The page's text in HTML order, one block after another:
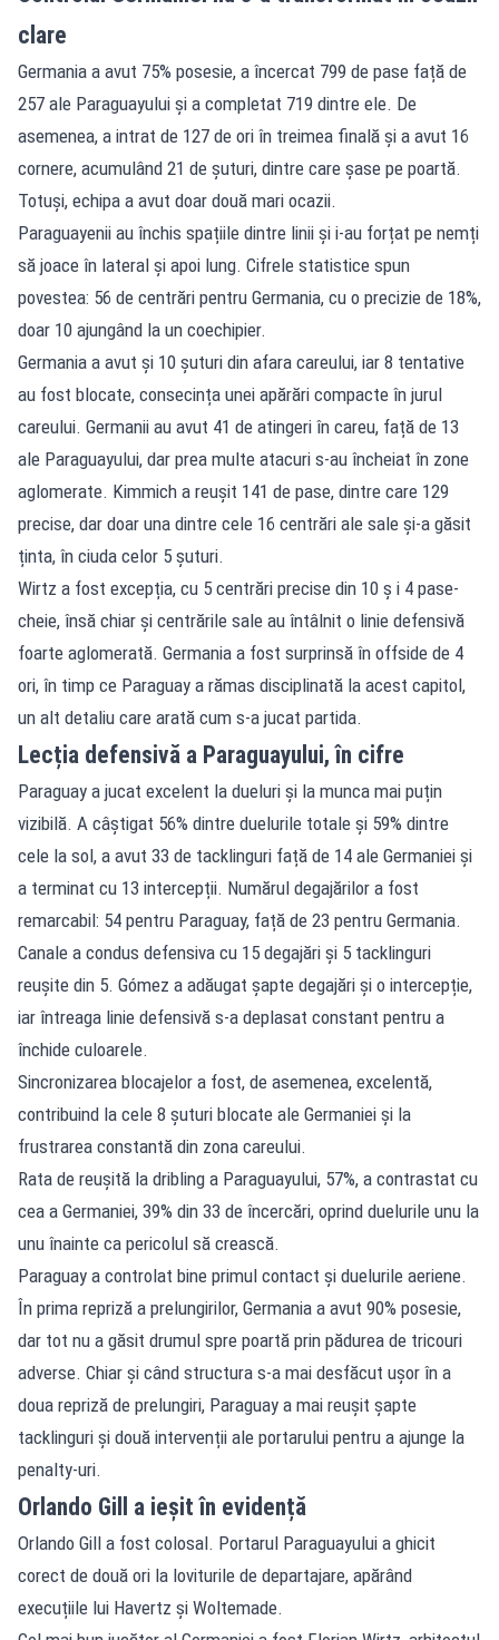
clare
Germania a avut 75% posesie, a încercat 799 de pase față de
257 ale Paraguayului și a completat 719 dintre ele. De
asemenea, a intrat de 127 de ori în treimea finală și a avut 16
cornere, acumulând 21 de șuturi, dintre care șase pe poartă.
Totuși, echipa a avut doar două mari ocazii.
Paraguayenii au închis spațiile dintre linii și i-au forțat pe nemți
să joace în lateral și apoi lung. Cifrele statistice spun
povestea: 56 de centrări pentru Germania, cu o precizie de 18%,
doar 10 ajungând la un coechipier.
Germania a avut și 10 șuturi din afara careului, iar 8 tentative
au fost blocate, consecința unei apărări compacte în jurul
careului. Germanii au avut 41 de atingeri în careu, față de 13
ale Paraguayului, dar prea multe atacuri s-au încheiat în zone
aglomerate. Kimmich a reușit 141 de pase, dintre care 129
precise, dar doar una dintre cele 16 centrări ale sale și-a găsit
ținta, în ciuda celor 5 șuturi.
Wirtz a fost excepția, cu 5 centrări precise din 10 ș i 4 pase-
cheie, însă chiar și centrările sale au întâlnit o linie defensivă
foarte aglomerată. Germania a fost surprinsă în offside de 4
ori, în timp ce Paraguay a rămas disciplinată la acest capitol,
un alt detaliu care arată cum s-a jucat partida.
Lecția defensivă a Paraguayului, în cifre
Paraguay a jucat excelent la dueluri și la munca mai puțin
vizibilă. A câștigat 56% dintre duelurile totale și 59% dintre
cele la sol, a avut 33 de tacklinguri față de 14 ale Germaniei și
a terminat cu 13 intercepții. Numărul degajărilor a fost
remarcabil: 54 pentru Paraguay, față de 23 pentru Germania.
Canale a condus defensiva cu 15 degajări și 5 tacklinguri
reușite din 5. Gómez a adăugat șapte degajări și o intercepție,
iar întreaga linie defensivă s-a deplasat constant pentru a
închide culoarele.
Sincronizarea blocajelor a fost, de asemenea, excelentă,
contribuind la cele 8 șuturi blocate ale Germaniei și la
frustrarea constantă din zona careului.
Rata de reușită la dribling a Paraguayului, 57%, a contrastat cu
cea a Germaniei, 39% din 33 de încercări, oprind duelurile unu la
unu înainte ca pericolul să crească.
Paraguay a controlat bine primul contact și duelurile aeriene.
În prima repriză a prelungirilor, Germania a avut 90% posesie,
dar tot nu a găsit drumul spre poartă prin pădurea de tricouri
adverse. Chiar și când structura s-a mai desfăcut ușor în a
doua repriză de prelungiri, Paraguay a mai reușit șapte
tacklinguri și două intervenții ale portarului pentru a ajunge la
penalty-uri.
Orlando Gill a ieșit în evidență
Orlando Gill a fost colosal. Portarul Paraguayului a ghicit
corect de două ori la loviturile de departajare, apărând
execuțiile lui Havertz și Woltemade.